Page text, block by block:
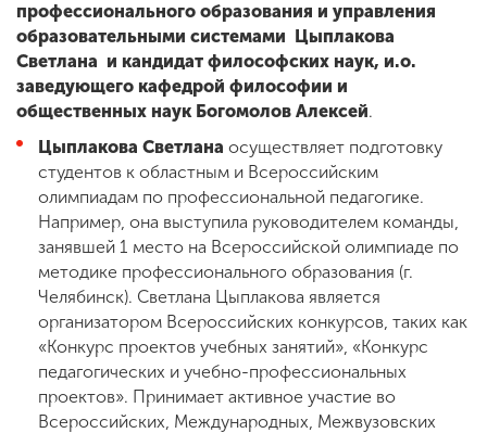
профессионального образования и управления
образовательными системами Цыплакова
Светлана и кандидат философских наук, и.о.
заведующего кафедрой философии и
общественных наук Богомолов Алексей.
Цыплакова Светлана осуществляет подготовку
студентов к областным и Всероссийским
олимпиадам по профессиональной педагогике.
Например, она выступила руководителем команды,
занявшей 1 место на Всероссийской олимпиаде по
методике профессионального образования (г.
Челябинск). Светлана Цыплакова является
организатором Всероссийских конкурсов, таких как
«Конкурс проектов учебных занятий», «Конкурс
педагогических и учебно-профессиональных
проектов». Принимает активное участие во
Всероссийских, Международных, Межвузовских